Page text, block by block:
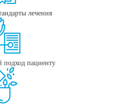
лечения
пациенту